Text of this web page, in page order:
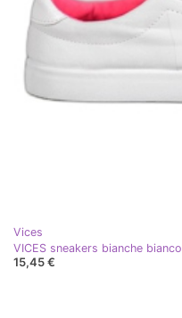
Vices
VICES sneakers bianche bianco
15,45 €